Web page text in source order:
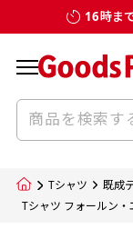
16時ま
Tシャツ 既成
Tシャツ フォールン
お客様か
する場合
入稿いた
のデータ
デザイン変
ルで製品デ
指します。
のぼり旗の
のぼり旗の
上側にポー
既製品のサ
お客様オリ
につきまし
既製品のサ
お客様オリ
につきまし
一般的には
ポールに通
が左右どち
のぼり旗の
一般的には
ポールに通
が左右どち
補強縫製っ
補強縫製と
をあげるた
の影響を受
スリ
スリット（
疑似的にの
法です。